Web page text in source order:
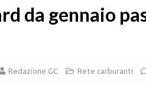
[ 6 Agosto 2026 ] “Da ‘Qui ci puoi fare
[ 4 Agosto 2026 ]
Carburanti, Sperduto
da gennaio
Redazione GC Rete carburanti